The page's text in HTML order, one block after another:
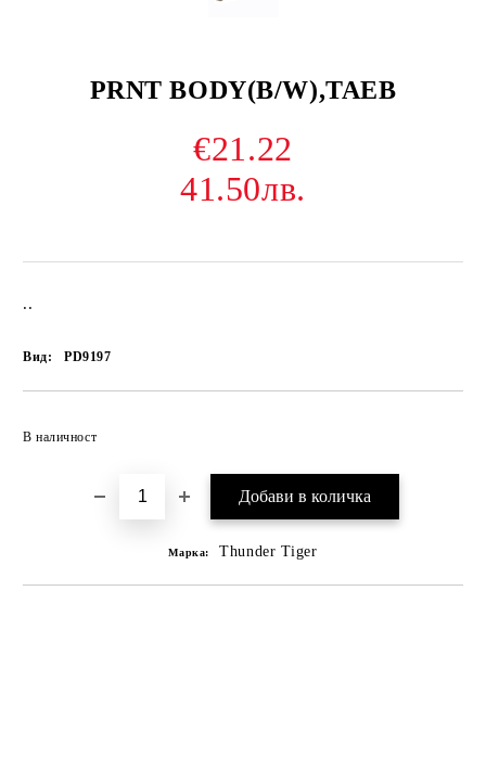
PRNT BODY(B/W),TAEB
€21.22
41.50лв.
..
Вид: PD9197
В наличност
Марка: Thunder Tiger